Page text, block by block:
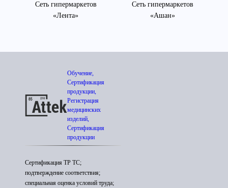
Сеть гипермаркетов
«Лента»
Сеть гипермаркетов
«Ашан»
Обучение,
Сертификация
продукции,
Регистрация
медицинских
изделий,
Сертификация
продукции
Сертификация ТР ТС;
подтверждение соответствия;
специальная оценка условий труда;